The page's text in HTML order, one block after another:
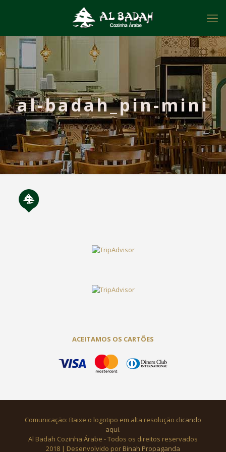
al-badah_pin-mini
ACEITAMOS OS CARTÕES
Comunicação: Baixe o logotipo em alta resolução clicando
aqui.
Al Badah Cozinha Árabe - Todos os direitos reservados
2018 | Desenvolvido por Binah Propaganda